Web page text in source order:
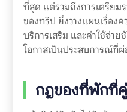
ที่สุด แต่รวมถึงการเตรียม
ของทริป ยิ่งวางแผนเรื่องค
บริการเสริม และค่าใช้จ่า
โอกาสเป็นประสบการณ์ที่
กฎของที่พักที่คู่